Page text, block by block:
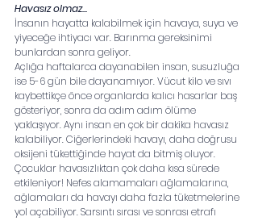
Havasız olmaz...
İnsanın hayatta kalabilmek için havaya, suya ve
yiyeceğe ihtiyacı var. Barınma gereksinimi
bunlardan sonra geliyor.
Açlığa haftalarca dayanabilen insan, susuzluğa
ise 5-6 gün bile dayanamıyor. Vücut kilo ve sıvı
kaybettikçe önce organlarda kalıcı hasarlar baş
gösteriyor, sonra da adım adım ölüme
yaklaşıyor. Aynı insan en çok bir dakika havasız
kalabiliyor. Ciğerlerindeki havayı, daha doğrusu
oksijeni tükettiğinde hayat da bitmiş oluyor.
Çocuklar havasızlıktan çok daha kısa sürede
etkileniyor! Nefes alamamaları ağlamalarına,
ağlamaları da havayı daha fazla tüketmelerine
yol açabiliyor. Sarsıntı sırası ve sonrası etrafı